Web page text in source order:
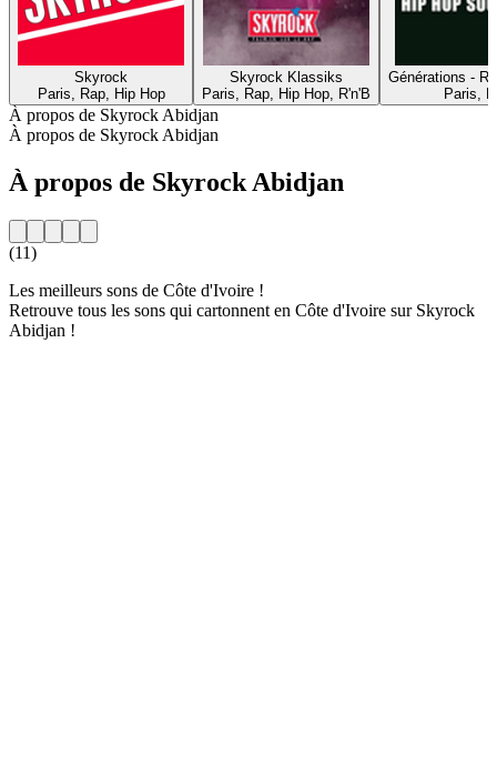
Skyrock
Paris, Rap, Hip Hop
Skyrock Klassiks
Paris, Rap, Hip Hop, R'n'B
Générations -
Paris,
À propos de Skyrock Abidjan
À propos de Skyrock Abidjan
À propos de Skyrock Abidjan
(11)
Les meilleurs sons de Côte d'Ivoire !
Retrouve tous les sons qui cartonnent en Côte d'Ivoire sur Skyrock
Abidjan !